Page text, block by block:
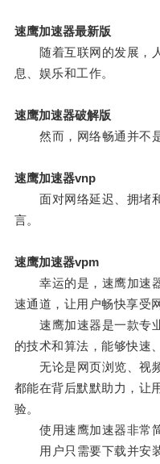
速鹰加速器最新版
随着互联网的发展，人
息、娱乐和工作。
速鹰加速器破解版
然而，网络畅通并不是
速鹰加速器vnp
面对网络延迟、拥堵和
言。
速鹰加速器vpm
幸运的是，速鹰加速器
速通道，让用户畅快享受
速鹰加速器是一款专业
的技术和算法，能够快速
无论是网页浏览、视频
都能在背后默默助力，让
验。
使用速鹰加速器非常简
用户只需要下载并安装